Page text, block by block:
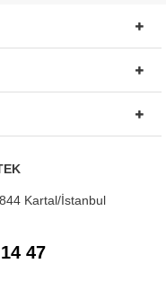
Kartal/İstanbul
47